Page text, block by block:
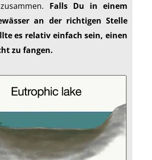
Falls Du in einem
an der richtigen Stelle
es relativ einfach sein, einen
zu fangen.